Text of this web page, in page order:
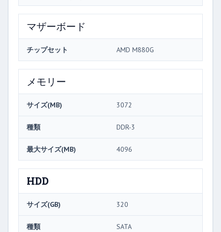
マザーボード
チップセット AMD M880G
メモリー
サイズ(MB) 3072
種類 DDR-3
最大サイズ(MB) 4096
HDD
サイズ(GB) 320
種類 SATA